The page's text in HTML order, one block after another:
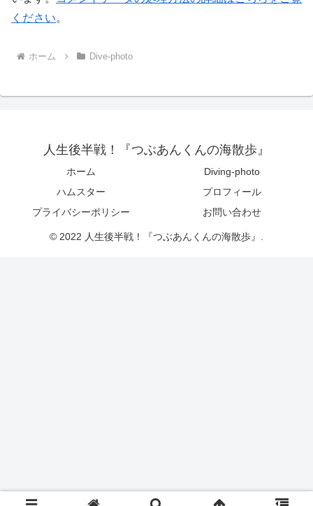
ください。
ホーム Dive-photo
人生後半戦！『つぶあんくんの海散歩』
ホーム
Diving-photo
ハムスター
プロフィール
プライバシーポリシー
お問い合わせ
© 2022 人生後半戦！『つぶあんくんの海散歩』.